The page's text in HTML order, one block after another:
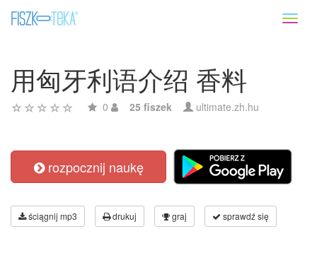
用匈牙利语介绍 香料
0 25 fiszek ultimate.zh.hu
rozpocznij naukę
ściągnij mp3 drukuj graj sprawdź się